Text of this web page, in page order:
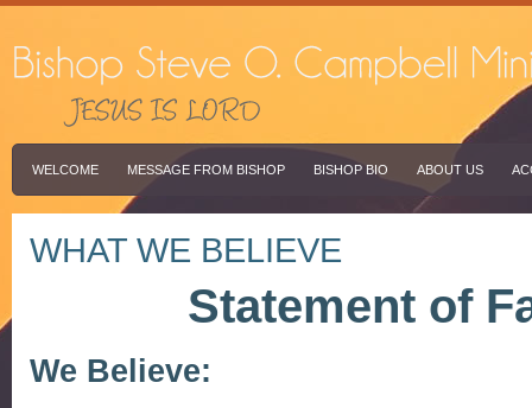
WELCOME MESSAGE FROM BISHOP BISHOP BIO ABOUT US
WHAT WE BELIEVE
Statement of
We Believe: